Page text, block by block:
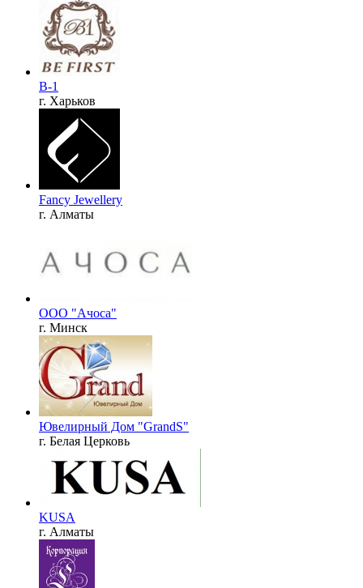
B-1
г. Харьков
Fancy Jewellery
г. Алматы
ООО "Ачоса"
г. Минск
Ювелирный Дом "GrandS"
г. Белая Церковь
KUSA
г. Алматы